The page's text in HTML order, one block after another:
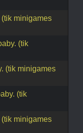
minigames
(tik
(tik minigames
(tik
minigames